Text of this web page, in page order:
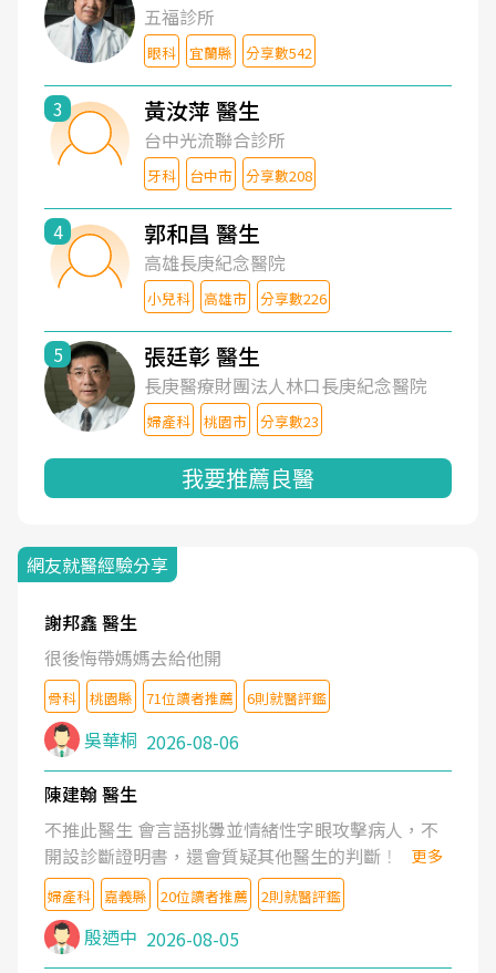
五福診所
眼科 宜蘭縣 分享數542
3 黃汝萍 醫生
台中光流聯合診所
牙科 台中市 分享數208
4 郭和昌 醫生
高雄長庚紀念醫院
小兒科 高雄市 分享數226
5 張廷彰 醫生
長庚醫療財團法人林口長庚紀念醫院
婦產科 桃園市 分享數23
我要推薦良醫
網友就醫經驗分享
謝邦鑫 醫生
很後悔帶媽媽去給他開
骨科 桃園縣 71位讀者推薦 6則就醫評鑑
吳華桐 2026-08-06
陳建翰 醫生
不推此醫生 會言語挑釁並情緒性字眼攻擊病人，不
開設診斷證明書，還會質疑其他醫生的判斷！
更多
婦產科 嘉義縣 20位讀者推薦 2則就醫評鑑
殷迺中 2026-08-05